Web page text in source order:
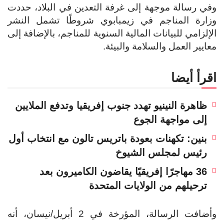
وفي رسالة موجهة إلى غرفة التعدين في البلاد، حددت
وزارة المناجم في زيمبابوي شروطًا تشمل النشر
الإلزامي للبيانات المالية السنوية للمناجم، بالإضافة إلى
معايير العمل والسلامة والبيئة.
اقرأ أيضا
ظاهرة النينيو تهدد جنوب إفريقيا وتدفع الملايين
إلى مواجهة الجوع
بنين: تكهنات بعودة باتريس تالون مع انتخاب أول
رئيس لمجلس الشيوخ
36 مهاجرًا إفريقيًا يقاضون الكاميرون بعد
ترحيلهم من الولايات المتحدة
وأضافت الرسالة، المؤرخة في 2 أبريل/نيسان، أنه